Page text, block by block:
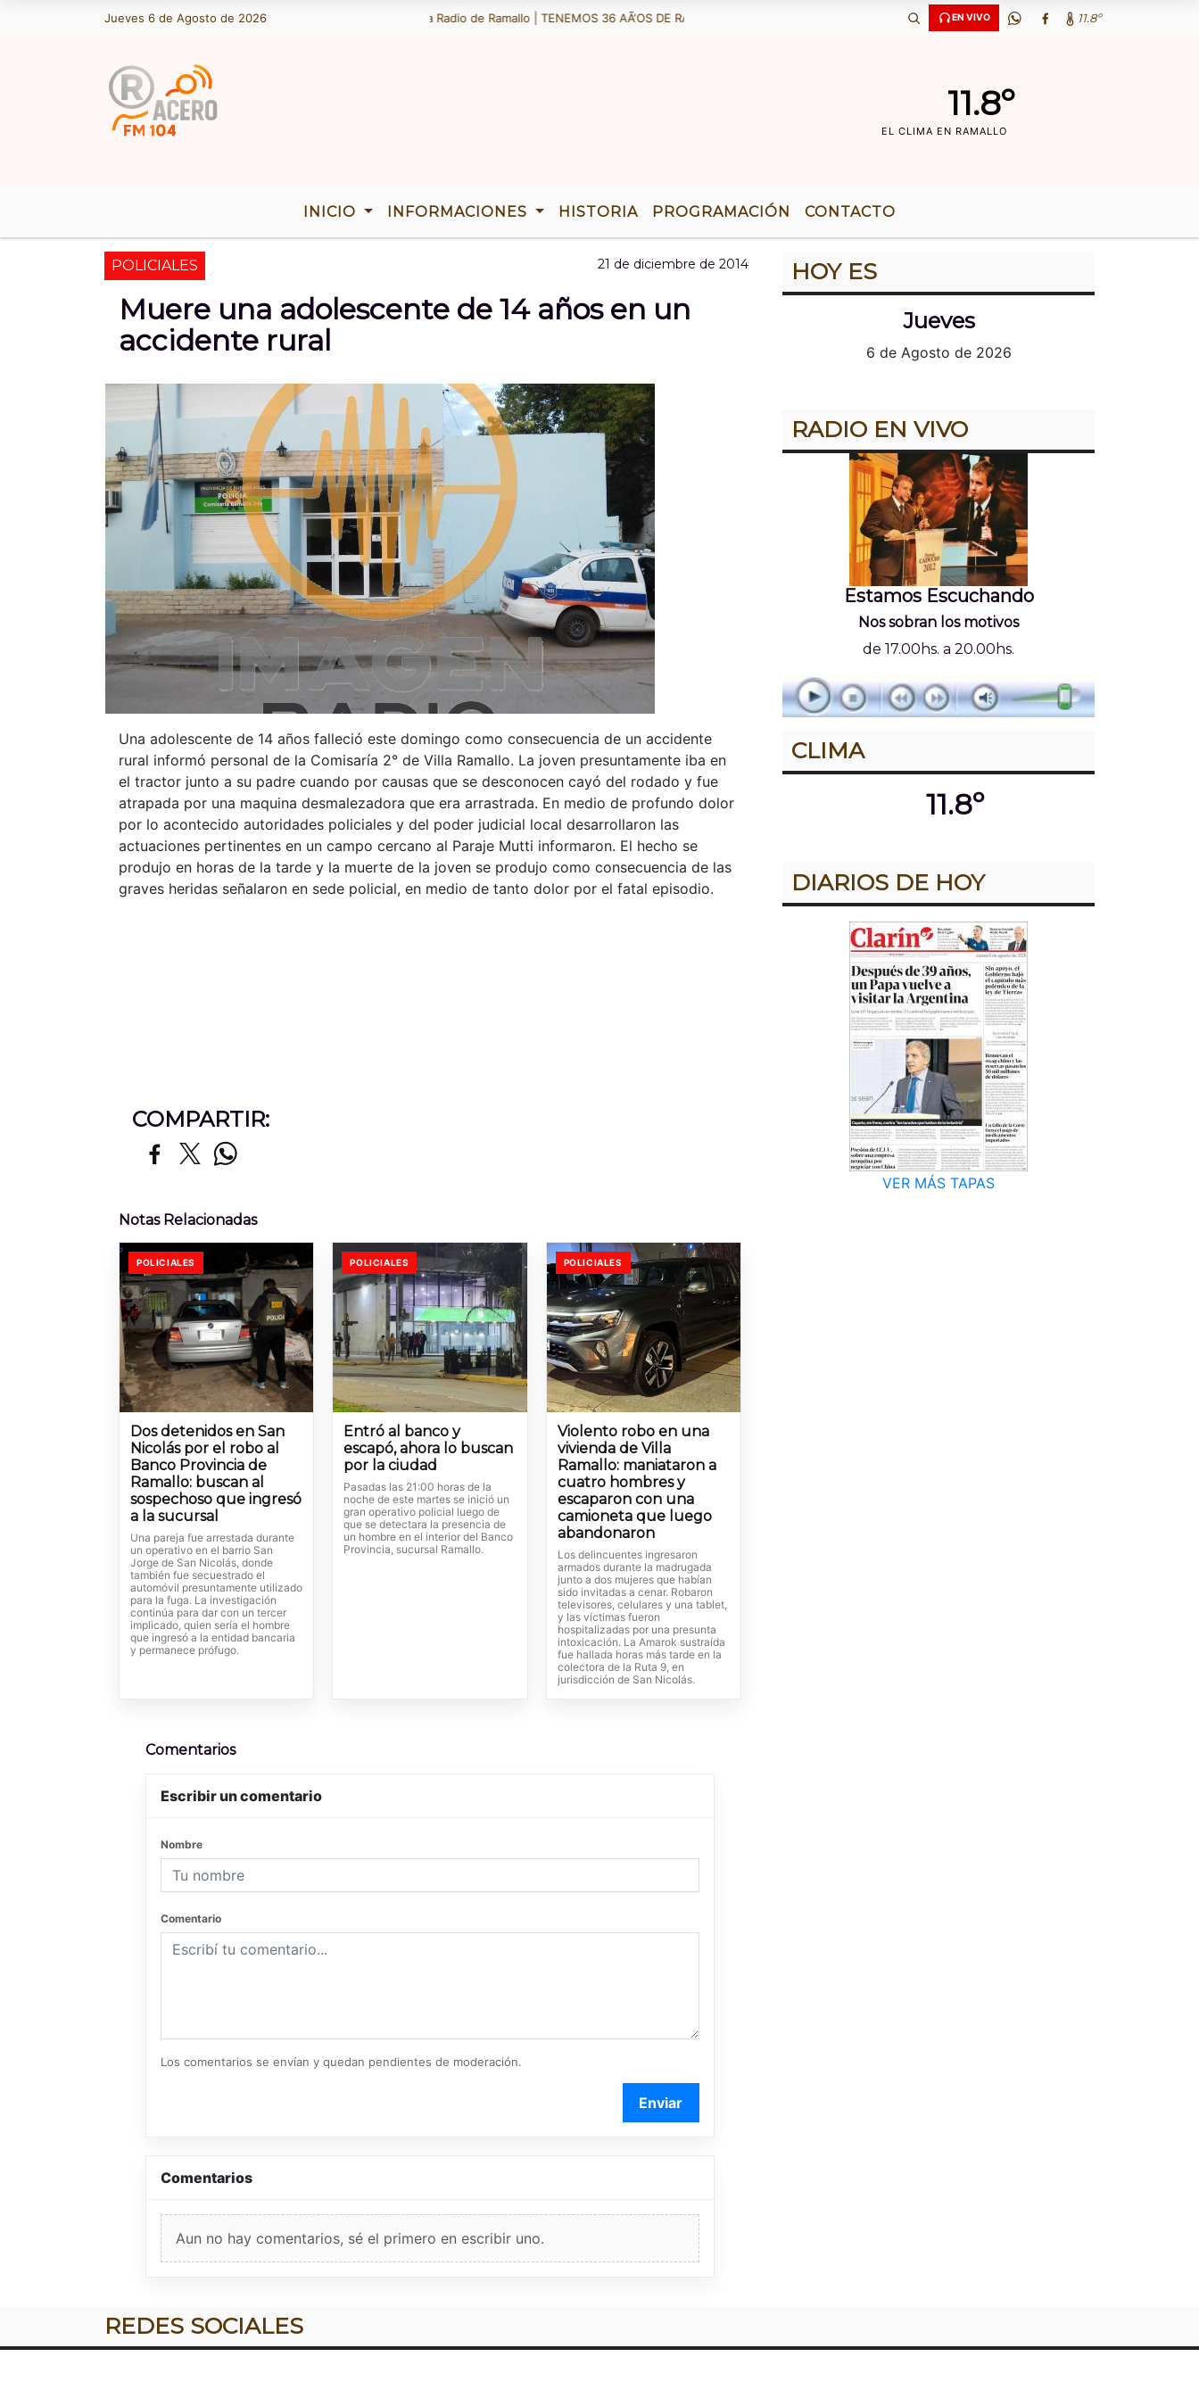
Jueves 6 de Agosto de 2026
es Jueves 6 de Agosto de 2026 y son las 17:53 - Somos Acero FM | La Radio de Ramallo | TENEMOS 36 AÃ‘OS DE RADIO | EN VIVO 11.8º
11.8º
EL CLIMA EN RAMALLO
INICIO INFORMACIONES HISTORIA PROGRAMACIÓN CONTACTO
POLICIALES 21 de diciembre de 2014
Muere una adolescente de 14 años en un
accidente rural
Una adolescente de 14 años falleció este domingo como consecuencia de un accidente
rural informó personal de la Comisaría 2° de Villa Ramallo. La joven presuntamente iba en
el tractor junto a su padre cuando por causas que se desconocen cayó del rodado y fue
atrapada por una maquina desmalezadora que era arrastrada. En medio de profundo dolor
por lo acontecido autoridades policiales y del poder judicial local desarrollaron las
actuaciones pertinentes en un campo cercano al Paraje Mutti informaron. El hecho se
produjo en horas de la tarde y la muerte de la joven se produjo como consecuencia de las
graves heridas señalaron en sede policial, en medio de tanto dolor por el fatal episodio.
COMPARTIR:
Notas Relacionadas
POLICIALES
Dos detenidos en San
Nicolás por el robo al
Banco Provincia de
Ramallo: buscan al
sospechoso que ingresó
a la sucursal
Una pareja fue arrestada durante
un operativo en el barrio San
Jorge de San Nicolás, donde
también fue secuestrado el
automóvil presuntamente utilizado
para la fuga. La investigación
continúa para dar con un tercer
implicado, quien sería el hombre
que ingresó a la entidad bancaria
y permanece prófugo.
POLICIALES
Entró al banco y
escapó, ahora lo buscan
por la ciudad
Pasadas las 21:00 horas de la
noche de este martes se inició un
gran operativo policial luego de
que se detectara la presencia de
un hombre en el interior del Banco
Provincia, sucursal Ramallo.
POLICIALES
Violento robo en una
vivienda de Villa
Ramallo: maniataron a
cuatro hombres y
escaparon con una
camioneta que luego
abandonaron
Los delincuentes ingresaron
armados durante la madrugada
junto a dos mujeres que habían
sido invitadas a cenar. Robaron
televisores, celulares y una tablet,
y las víctimas fueron
hospitalizadas por una presunta
intoxicación. La Amarok sustraída
fue hallada horas más tarde en la
colectora de la Ruta 9, en
jurisdicción de San Nicolás.
Comentarios
Escribir un comentario
Nombre
Comentario
Los comentarios se envían y quedan pendientes de moderación.
Enviar
Comentarios
Aun no hay comentarios, sé el primero en escribir uno.
HOY ES
Jueves
6 de Agosto de 2026
RADIO EN VIVO
Estamos Escuchando
Nos sobran los motivos
de 17.00hs. a 20.00hs.
CLIMA
11.8º
DIARIOS DE HOY
VER MÁS TAPAS
REDES SOCIALES